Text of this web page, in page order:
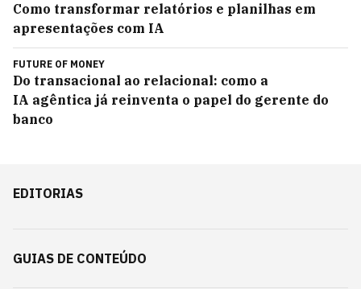
Como transformar relatórios e planilhas em
apresentações com IA
FUTURE OF MONEY
Do transacional ao relacional: como a
IA agêntica já reinventa o papel do gerente do
banco
EDITORIAS
GUIAS DE CONTEÚDO